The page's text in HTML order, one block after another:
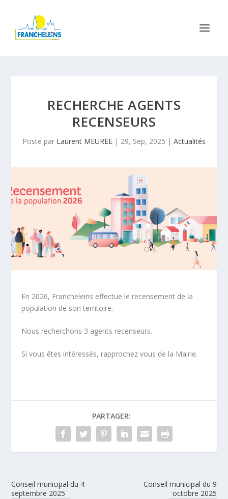
RECHERCHE AGENTS
RECENSEURS
Posté par Laurent MEUREE | 29, Sep, 2025 | Actualités
En 2026, Francheleins effectue le recensement de la
population de son territoire.
Nous recherchons 3 agents recenseurs.
Si vous êtes intéressés, rapprochez vous de la Mairie.
PARTAGER:
Conseil municipal du 4
septembre 2025
Conseil municipal du 9
octobre 2025